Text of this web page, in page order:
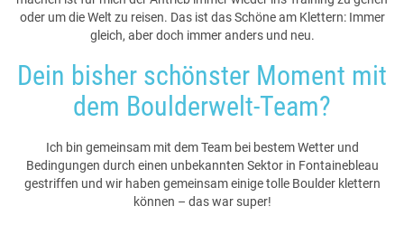
oder um die Welt zu reisen. Das ist das Schöne am Klettern: Immer
gleich, aber doch immer anders und neu.
Dein bisher schönster Moment mit
dem Boulderwelt-Team?
Ich bin gemeinsam mit dem Team bei bestem Wetter und
Bedingungen durch einen unbekannten Sektor in Fontainebleau
gestriffen und wir haben gemeinsam einige tolle Boulder klettern
können – das war super!